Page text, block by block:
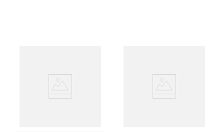
você aplique o produto diretamente nas